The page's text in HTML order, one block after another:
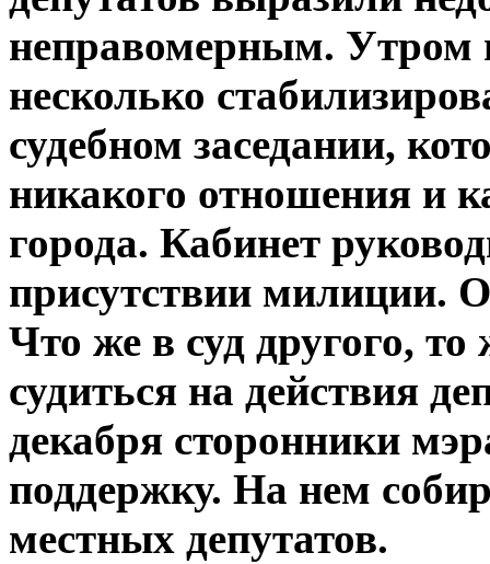
неправомерным. Утром
несколько
судебном заседании,
никакого отношения и
города. Кабинет
присутствии милиции.
Что же в суд другого,
судиться на действия
декабря сторонники
поддержку. На нем
местных депутатов.